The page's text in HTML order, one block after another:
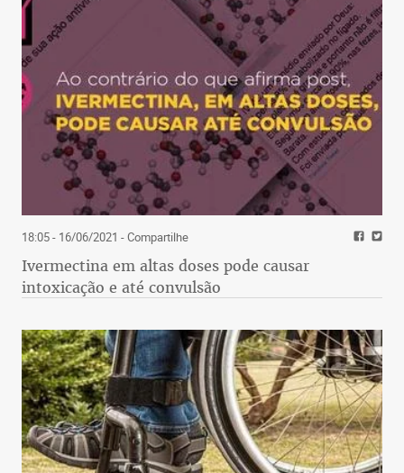
18:05 - 16/06/2021 - Compartilhe
Ivermectina em altas doses pode causar
intoxicação e até convulsão